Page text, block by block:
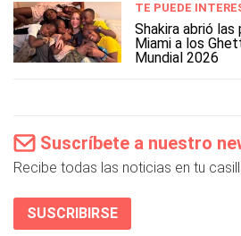
TE PUEDE
Shakira abrió
Miami a los
Mundial 2026
Suscríbete a nuestro
Recibe todas las noticias en tu
SUSCRIBIRSE